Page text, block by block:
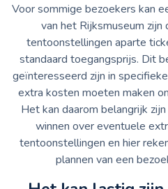
Voor sommige bezoekers kan
van het Rijksmuseum
tentoonstellingen aparte
standaard toegangsprijs. Dit
geïnteresseerd zijn in
extra kosten moeten maken
Het kan daarom belangrijk
winnen over eventuele
tentoonstellingen en hier
plannen van een